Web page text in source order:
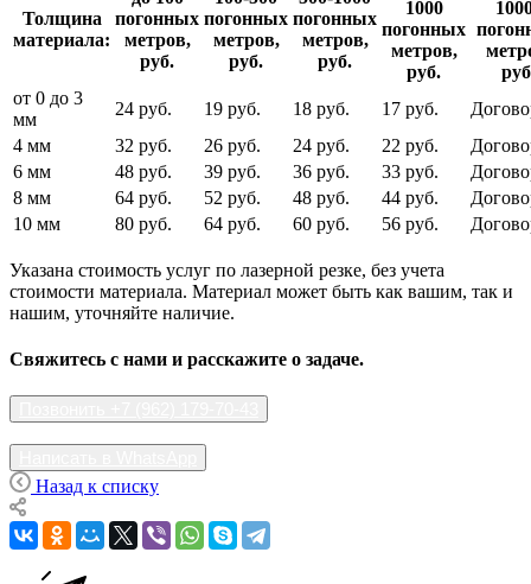
Толщина
материала:
погонных
метров,
руб.
погонных
метров,
руб.
погонных
метров,
руб.
1000
погонных
метров,
руб.
от 0 до 3
мм
24 руб. 19 руб. 18 руб. 17 руб.
4 мм
32 руб. 26 руб. 24 руб. 22 руб.
6 мм
48 руб. 39 руб. 36 руб. 33 руб.
8 мм
64 руб. 52 руб. 48 руб. 44 руб.
10 мм
80 руб. 64 руб. 60 руб. 56 руб.
Указана стоимость услуг по лазерной резке, без учета
стоимости материала. Материал может быть как вашим, так и
нашим, уточняйте наличие.
Свяжитесь с нами и расскажите о задаче.
Назад к списку